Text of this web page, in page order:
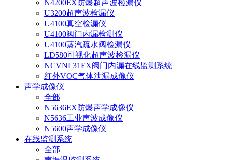
N4200EX防爆超声波检漏仪
U3200超声波检漏仪
U4100真空检漏仪
U4100阀门内漏检测仪
U4100蒸汽疏水阀检漏仪
LD580可视化超声波检漏仪
NCVNL31EX阀门内漏在线监测系统
红外VOC气体泄漏成像仪
声学成像仪
全部
N5636EX防爆声学成像仪
N5636工业声波成像仪
N5600声学成像仪
在线监测系统
全部